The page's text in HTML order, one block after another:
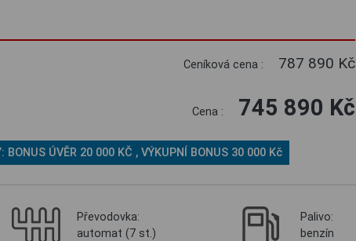
Ceníková cena : 787 890 Kč
Cena : 745 890 Kč
BONUS ÚVĚR 20 000 KČ , VÝKUPNÍ BONUS 30 000 Kč
Převodovka:
automat (7 st.)
Palivo:
benzín